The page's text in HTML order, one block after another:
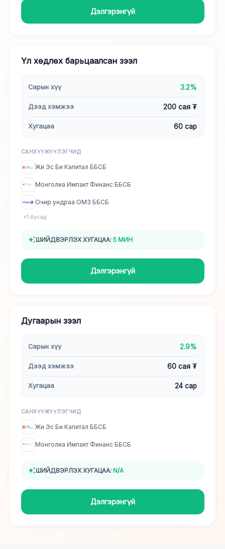
Дэлгэрэнгүй
Үл хөдлөх барьцаалсан зээл
Сарын хүү 3.2%
Дээд хэмжээ 200 сая ₮
Хугацаа 60 сар
САНХҮҮЖҮҮЛЭГЧИД
Жи Эс Би Капитал ББСБ
Монголиа Импакт Финанс ББСБ
Очир ундраа ОМЗ ББСБ
+1 бусад
ШИЙДВЭРЛЭХ ХУГАЦАА: 5 МИН
Дэлгэрэнгүй
Дугаарын зээл
Сарын хүү 2.9%
Дээд хэмжээ 60 сая ₮
Хугацаа 24 сар
САНХҮҮЖҮҮЛЭГЧИД
Жи Эс Би Капитал ББСБ
Монголиа Импакт Финанс ББСБ
ШИЙДВЭРЛЭХ ХУГАЦАА: N/A
Дэлгэрэнгүй